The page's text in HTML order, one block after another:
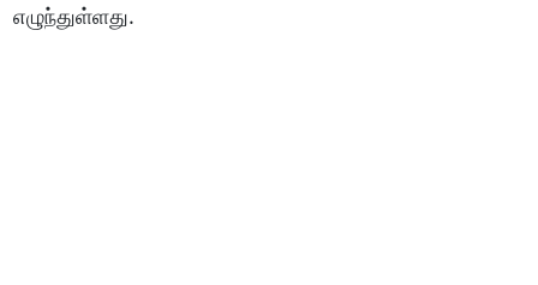
எழுந்துள்ளது.